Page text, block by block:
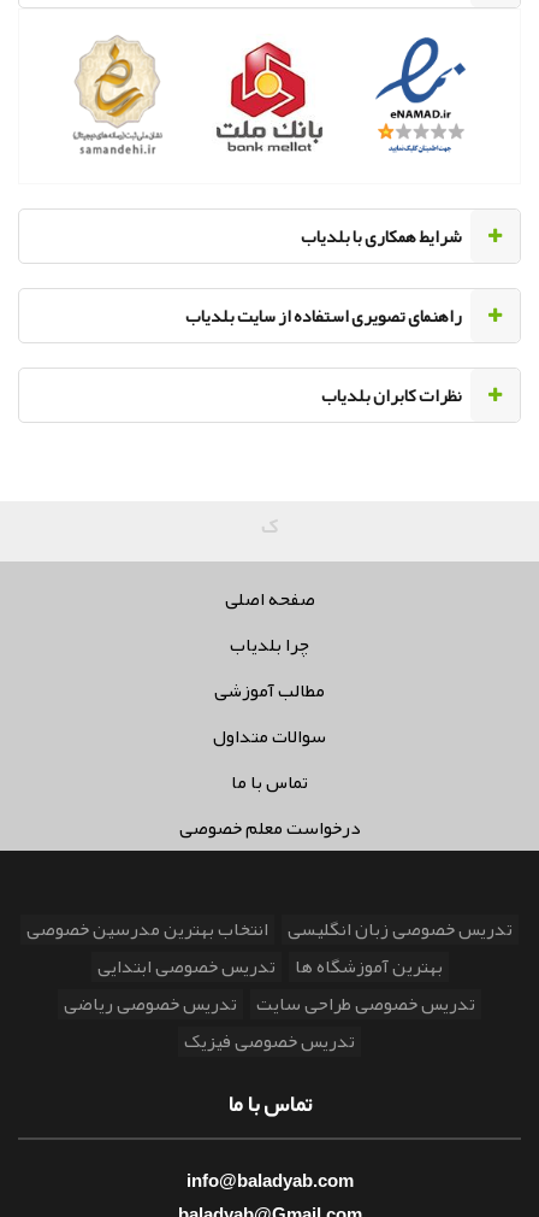
‌شرایط همکاری با بلدیاب
راهنمای تصویری استفاده از سایت بلدیاب
نظرات کابران بلدیاب
کلیه حقو
صفحه اصلی
چرا بلدیاب
مطالب آموزشی
سوالات متداول
تماس با ما
درخواست معلم خصوصی
تدریس خصوصی زبان انگلیسی انتخاب بهترین مدرسین خصوصی
بهترین آموزشگاه ها تدریس خصوصی ابتدایی
تدریس خصوصی طراحی سایت تدریس خصوصی ریاضی
تدریس خصوصی فیزیک
تماس با ما
info@baladyab.com